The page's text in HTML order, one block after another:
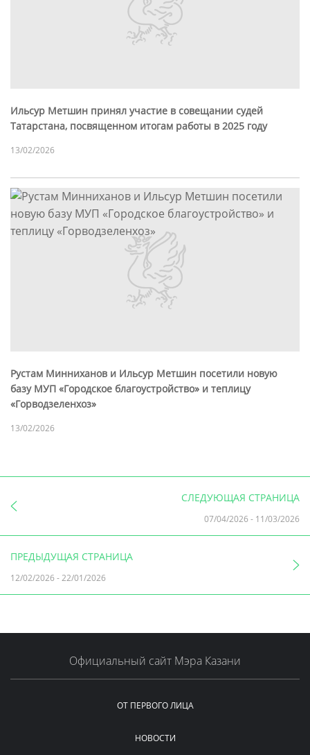
Ильсур Метшин принял участие в совещании судей
Татарстана, посвященном итогам работы в 2025 году
13/02/2026
Рустам Минниханов и Ильсур Метшин посетили новую
базу МУП «Городское благоустройство» и теплицу
«Горводзеленхоз»
13/02/2026
СЛЕДУЮЩАЯ СТРАНИЦА
07/04/2026 - 11/03/2026
ПРЕДЫДУЩАЯ СТРАНИЦА
12/02/2026 -22/01/2026
Официальный сайт Мэра Казани
ОТ ПЕРВОГО ЛИЦА
НОВОСТИ